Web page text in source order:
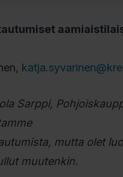
Sarppi,
mutta olet
muutenkin.